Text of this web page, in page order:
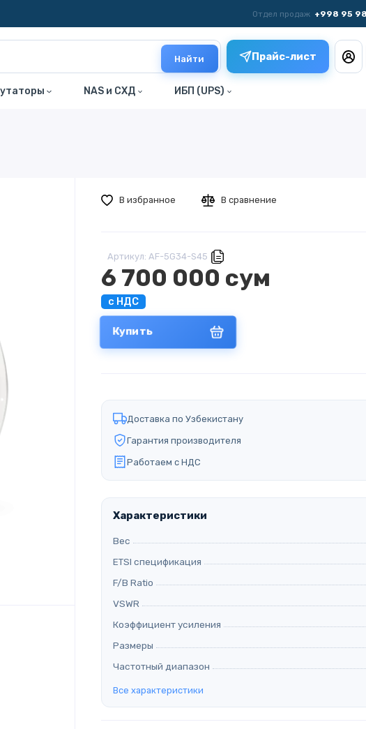
Отдел продаж +998 95
Найти Прайс-лист
NAS и СХД ИБП (UPS)
Артикул: AF-5G34-S45
6 700 000 сум
с НДС
Купить
Доставка по Узбекистану
Гарантия производителя
Работаем с НДС
В избранное В сравнение
Характеристики
Вес
ETSI спецификация
F/B Ratio
VSWR
Коэффициент усиления
Размеры
Частотный диапазон
Все характеристики